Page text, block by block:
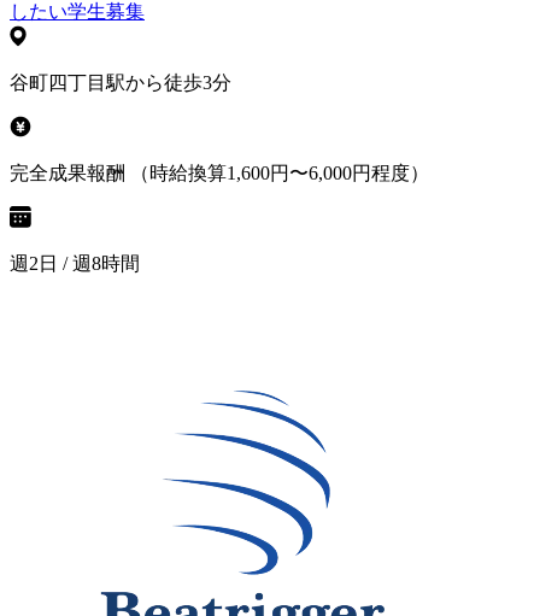
したい学生募集
谷町四丁目駅から徒歩3分
完全成果報酬 （時給換算1,600円〜6,000円程度）
週2日 / 週8時間